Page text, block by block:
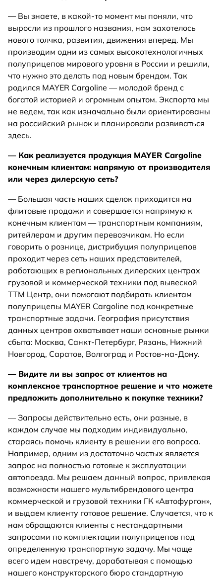
— Вы знаете, в какой-то момент мы поняли, что
выросли из прошлого названия, нам захотелось
нового толчка, развития, движения вперед. Мы
производим одни из самых высокотехнологичных
полуприцепов мирового уровня в России и решили,
что нужно это делать под новым брендом. Так
родился MAYER Cargoline — молодой бренд с
богатой историей и огромным опытом. Экспорта мы
не ведем, так как изначально были ориентированы
на российский рынок и планировали развиваться
здесь.
— Как реализуется продукция MAYER Cargoline
конечным клиентам: напрямую от производителя
или через дилерскую сеть?
— Большая часть наших сделок приходится на
флитовые продажи и совершается напрямую к
конечным клиентам — транспортным компаниям,
ритейлерам и другим перевозчикам. Но если
говорить о рознице, дистрибуция полуприцепов
проходит через сеть наших представителей,
работающих в региональных дилерских центрах
грузовой и коммерческой техники под вывеской
ТТМ Центр, они помогают подбирать клиентам
полуприцепы MAYER Cargoline под конкретные
транспортные задачи. География присутствия
данных центров охватывает наши основные рынки
сбыта: Москва, Санкт-Петербург, Рязань, Нижний
Новгород, Саратов, Волгоград и Ростов-на-Дону.
— Видите ли вы запрос от клиентов на
комплексное транспортное решение и что можете
предложить дополнительно к покупке техники?
— Запросы действительно есть, они разные, в
каждом случае мы подходим индивидуально,
стараясь помочь клиенту в решении его вопроса.
Например, одним из достаточно частых является
запрос на полностью готовые к эксплуатации
автопоезда. Мы решаем данный вопрос, привлекая
возможности нашего мультибрендового центра
коммерческой и грузовой техники ГК «Автофургон»,
и выдаем клиенту готовое решение. Случается, что к
нам обращаются клиенты с нестандартными
запросами по комплектации полуприцепов под
определенную транспортную задачу. Мы чаще
всего идем навстречу, дорабатывая с помощью
нашего конструкторского бюро стандартную